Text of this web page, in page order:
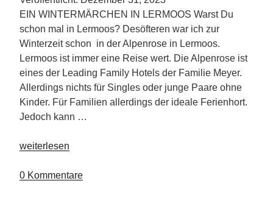
EIN WINTERMÄRCHEN IN LERMOOS Warst Du
schon mal in Lermoos? Desöfteren war ich zur
Winterzeit schon in der Alpenrose in Lermoos.
Lermoos ist immer eine Reise wert. Die Alpenrose ist
eines der Leading Family Hotels der Familie Meyer.
Allerdings nichts für Singles oder junge Paare ohne
Kinder. Für Familien allerdings der ideale Ferienhort.
Jedoch kann …
„Hubertushof
Lermoos“
weiterlesen
0 Kommentare